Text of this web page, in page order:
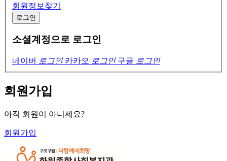
회원정보찾기
로그인
소셜계정으로 로그인
네이버 로그인 카카오 로그인 구글 로그인
회원가입
아직 회원이 아니세요?
회원가입